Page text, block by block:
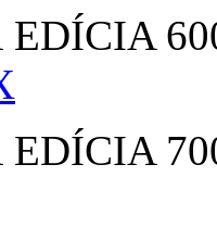
EDÍCIA
EDÍCIA